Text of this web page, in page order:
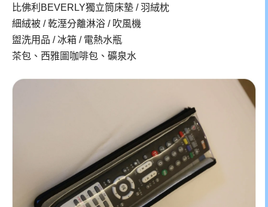
比佛利BEVERLY獨立筒床墊 / 羽絨枕
細絨被 / 乾溼分離淋浴 / 吹風機
盥洗用品 / 冰箱 / 電熱水瓶
茶包、西雅圖咖啡包、礦泉水